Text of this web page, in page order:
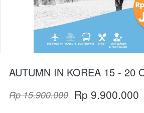
AUTUMN IN KOREA 15 - 20
Rp 15.900.000 Rp 9.900.000